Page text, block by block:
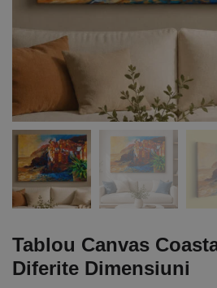
Tablou Canvas
Diferite Dimensiuni